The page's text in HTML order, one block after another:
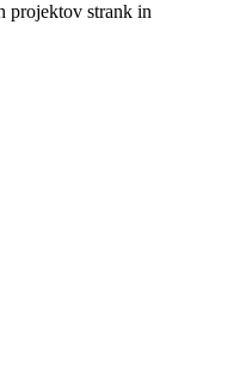
projektov strank in